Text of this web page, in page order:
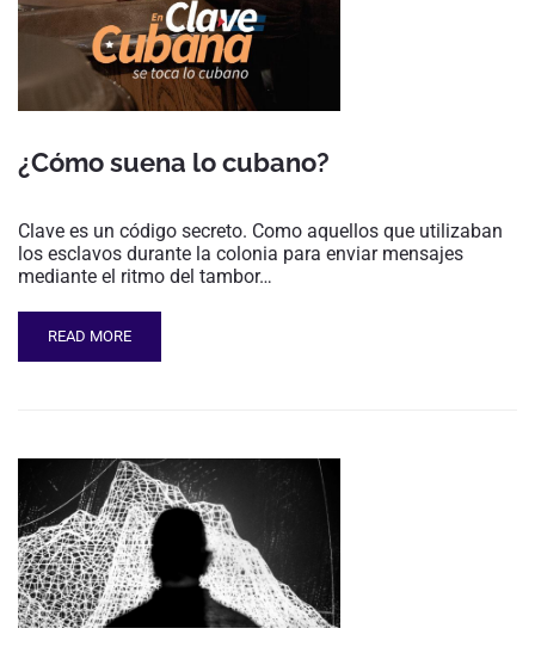
¿Cómo suena lo cubano?
Clave es un código secreto. Como aquellos que utilizaban
los esclavos durante la colonia para enviar mensajes
mediante el ritmo del tambor…
READ MORE